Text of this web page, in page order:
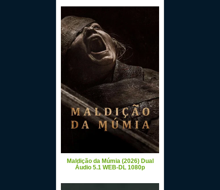
Maldição da Múmia (2026) Dual
Áudio 5.1 WEB-DL 1080p